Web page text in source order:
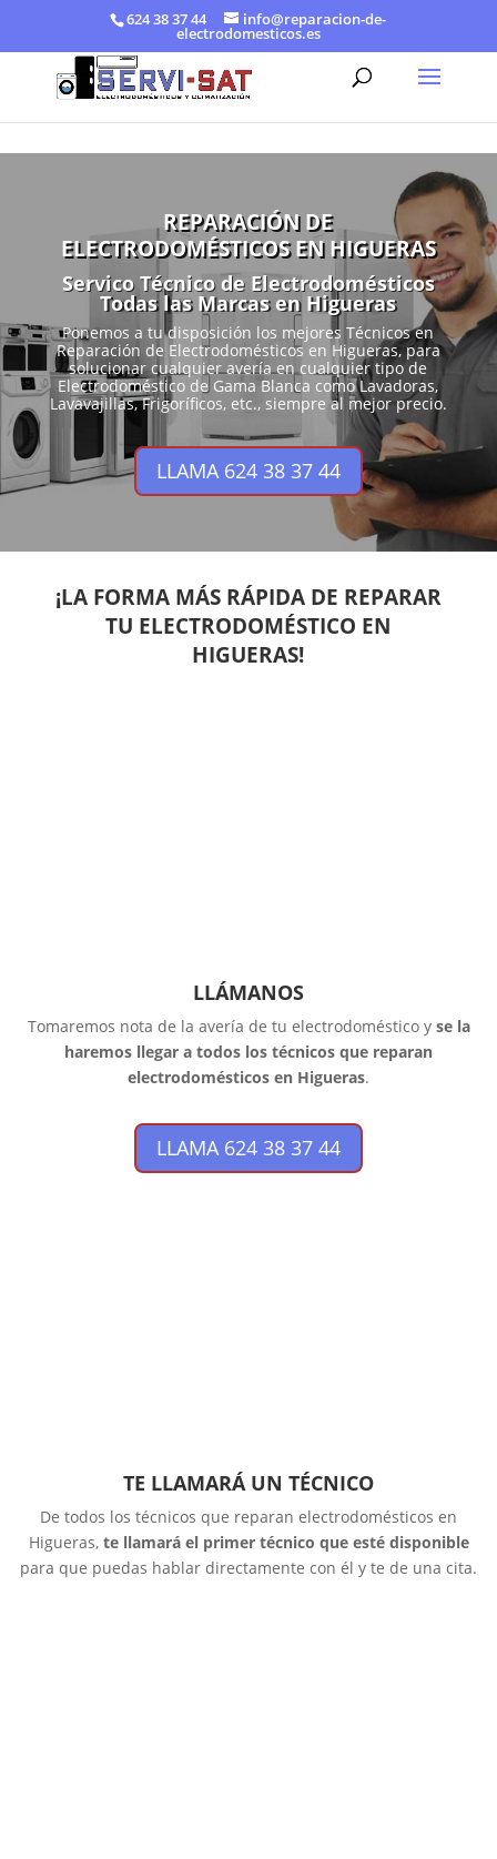
624 38 37 44 info@reparacion-de-
electrodomesticos.es
REPARACIÓN DE
ELECTRODOMÉSTICOS EN HIGUERAS
Servico Técnico de Electrodomésticos
Todas las Marcas en Higueras
Ponemos a tu disposición los mejores Técnicos en
Reparación de Electrodomésticos en Higueras, para
solucionar cualquier avería en cualquier tipo de
Electrodoméstico de Gama Blanca como Lavadoras,
Lavavajillas, Frigoríficos, etc., siempre al mejor precio.
LLAMA 624 38 37 44
¡LA FORMA MÁS RÁPIDA DE REPARAR
TU ELECTRODOMÉSTICO EN
HIGUERAS!
LLÁMANOS
Tomaremos nota de la avería de tu electrodoméstico y se la
haremos llegar a todos los técnicos que reparan
electrodomésticos en Higueras.
LLAMA 624 38 37 44
TE LLAMARÁ UN TÉCNICO
De todos los técnicos que reparan electrodomésticos en
Higueras, te llamará el primer técnico que esté disponible
para que puedas hablar directamente con él y te de una cita.